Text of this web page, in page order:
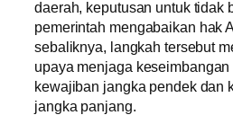
daerah, keputusan untuk tidak
pemerintah mengabaikan hak
sebaliknya, langkah tersebut
upaya menjaga
kewajiban jangka pendek dan
jangka panjang.